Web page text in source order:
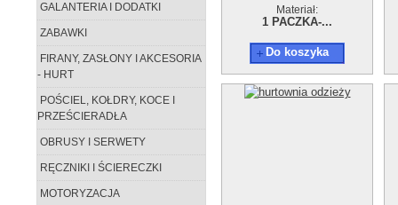
GALANTERIA I DODATKI
ZABAWKI
FIRANY, ZASŁONY I AKCESORIA
- HURT
POŚCIEL, KOŁDRY, KOCE I
PRZEŚCIERADŁA
OBRUSY I SERWETY
RĘCZNIKI I ŚCIERECZKI
MOTORYZACJA
Materiał:
1 PACZKA-...
Do koszyka